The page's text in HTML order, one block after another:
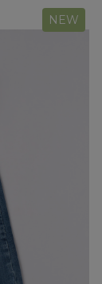
NEW